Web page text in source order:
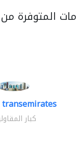
المتوفرة
كبار